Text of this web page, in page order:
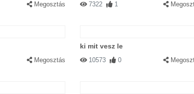
Megosztás 7322 1
Megosztás
ki mit vesz le
10573 0